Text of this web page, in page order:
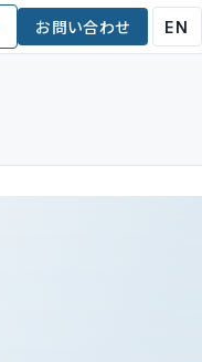
お問い合わせ EN